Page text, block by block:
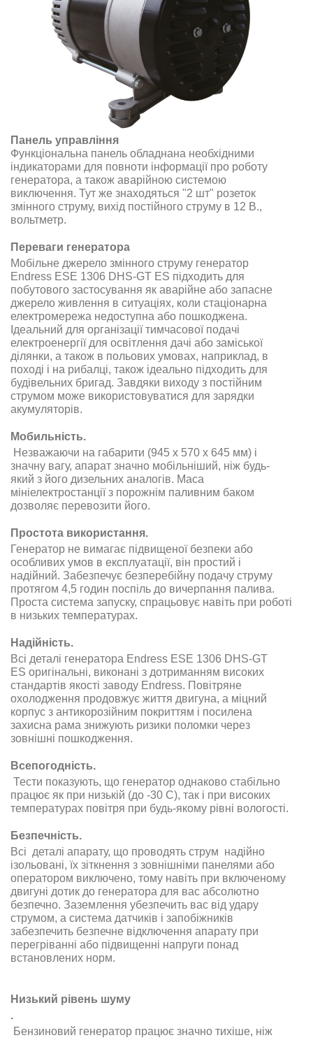
Панель управління
Функціональна панель обладнана необхідними
індикаторами для повноти інформації про роботу
генератора, а також аварійною системою
виключення. Тут же знаходяться "2 шт" розеток
змінного струму, вихід постійного струму в 12 В.,
вольтметр.
Переваги генератора
Мобільне джерело змінного струму генератор
Endress ESE 1306 DHS-GT ES підходить для
побутового застосування як аварійне або запасне
джерело живлення в ситуаціях, коли стаціонарна
електромережа недоступна або пошкоджена.
Ідеальний для організації тимчасової подачі
електроенергії для освітлення дачі або заміської
ділянки, а також в польових умовах, наприклад, в
поході і на рибалці, також ідеально підходить для
будівельних бригад. Завдяки виходу з постійним
струмом може використовуватися для зарядки
акумуляторів.
Мобильність.
Незважаючи на габарити (945 x 570 x 645 мм) і
значну вагу, апарат значно мобільніший, ніж будь-
який з його дизельних аналогів. Маса
мініелектростанції з порожнім паливним баком
дозволяє перевозити його.
Простота використання.
Генератор не вимагає підвищеної безпеки або
особливих умов в експлуатації, він простий і
надійний. Забезпечує безперебійну подачу струму
протягом 4,5 годин поспіль до вичерпання палива.
Проста система запуску, спрацьовує навіть при роботі
в низьких температурах.
Надійність.
Всі деталі генератора Endress ESE 1306 DHS-GT
ES оригінальні, виконані з дотриманням високих
стандартів якості заводу Endress. Повітряне
охолодження продовжує життя двигуна, а міцний
корпус з антикорозійним покриттям і посилена
захисна рама знижують ризики поломки через
зовнішні пошкодження.
Всепогодність.
Тести показують, що генератор однаково стабільно
працює як при низькій (до -30 С), так і при високих
температурах повітря при будь-якому рівні вологості.
Безпечність.
Всі деталі апарату, що проводять струм надійно
ізольовані, їх зіткнення з зовнішніми панелями або
оператором виключено, тому навіть при включеному
двигуні дотик до генератора для вас абсолютно
безпечно. Заземлення убезпечить вас від удару
струмом, а система датчиків і запобіжників
забезпечить безпечне відключення апарату при
перегріванні або підвищенні напруги понад
встановлених норм.
Низький рівень шуму
.
Бензиновий генератор працює значно тихіше, ніж